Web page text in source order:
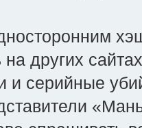
других
серийные